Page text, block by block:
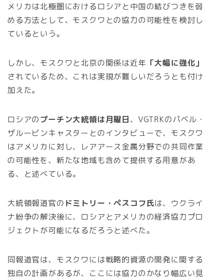
メリカは北極圏におけるロシアと中国の結びつきを弱
める方法として、モスクワとの協力の可能性を検討し
ているという。
しかし、モスクワと北京の関係は近年 「大幅に強化」
されているため、これは実現が難しいだろうとも付け
加えた。
ロシアのプーチン大統領は月曜日、VGTRKのパベル・
ザルービンキャスターとのインタビューで、モスクワ
はアメリカに対し、レアアース金属分野での共同作業
の可能性を、新たな地域も含めて提供する用意があ
る、と述べている。
大統領報道官の ドミトリー・ペスコフ氏は、ウクライ
ナ紛争の解決後に、ロシアとアメリカの経済協力プロ
ジェクトが可能になるだろうと述べた。
同報道官は、モスクワには戦略的資源の開発に関する
独自の計画があるが、ここには協力のかなり幅広い見